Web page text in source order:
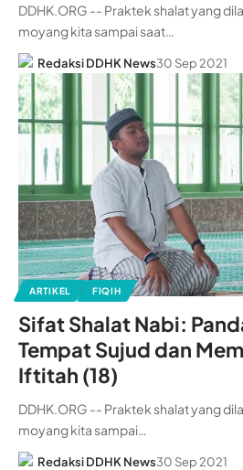
DDHK.ORG -- Praktek shalat yang
moyang kita sampai saat…
Redaksi DDHK News30 Sep 2021
ARTIKEL FIQIH
Sifat Shalat Nabi:
Tempat Sujud dan
Iftitah (18)
DDHK.ORG -- Praktek shalat yang
moyang kita sampai…
Redaksi DDHK News30 Sep 2021